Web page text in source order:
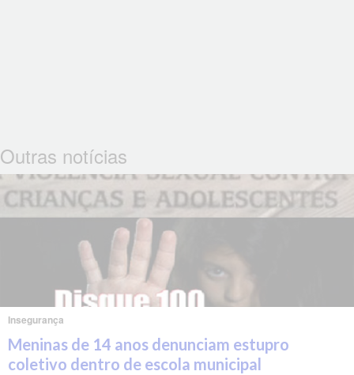
Outras notícias
Insegurança
Meninas de 14 anos denunciam estupro
coletivo dentro de escola municipal